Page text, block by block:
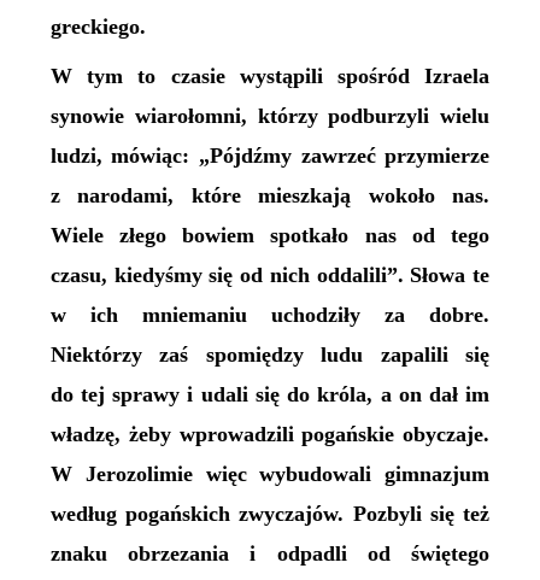
greckiego.
W tym to czasie wystąpili spośród Izraela
synowie wiarołomni, którzy podburzyli wielu
ludzi, mówiąc: „Pójdźmy zawrzeć przymierze
z narodami, które mieszkają wokoło nas.
Wiele złego bowiem spotkało nas od tego
czasu, kiedyśmy się od nich oddalili”. Słowa te
w ich mniemaniu uchodziły za dobre.
Niektórzy zaś spomiędzy ludu zapalili się
do tej sprawy i udali się do króla, a on dał im
władzę, żeby wprowadzili pogańskie obyczaje.
W Jerozolimie więc wybudowali gimnazjum
według pogańskich zwyczajów. Pozbyli się też
znaku obrzezania i odpadli od świętego